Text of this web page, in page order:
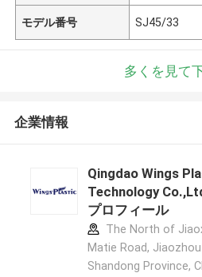
モデル番号 SJ45/33
多くを見て
企業情報
Qingdao Wings
Technology
プロフィール
The North of
Matie Road, Jiaozhou
Shandong Province,